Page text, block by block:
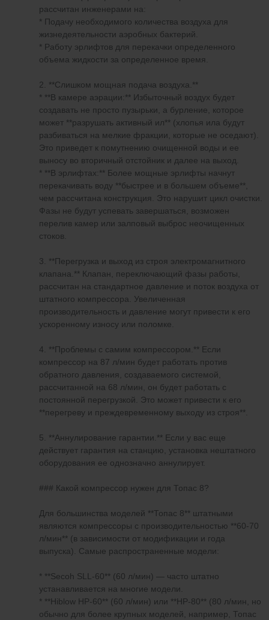
рассчитан инженерами на:
* Подачу необходимого количества воздуха для
жизнедеятельности аэробных бактерий.
* Работу эрлифтов для перекачки определенного
объема жидкости за определенное время.
2. **Слишком мощная подача воздуха.**
* **В камере аэрации:** Избыточный воздух будет
создавать не просто пузырьки, а бурление, которое
может **разрушать активный ил** (хлопья ила будут
разбиваться на мелкие фракции, которые не оседают).
Это приведет к помутнению очищенной воды и ее
выносу во вторичный отстойник и далее на выход.
* **В эрлифтах:** Более мощные эрлифты начнут
перекачивать воду **быстрее и в большем объеме**,
чем рассчитана конструкция. Это нарушит цикл очистки.
Фазы не будут успевать завершаться, возможен
перелив камер или залповый выброс неочищенных
стоков.
3. **Перегрузка и выход из строя электромагнитного
клапана.** Клапан, переключающий фазы работы,
рассчитан на стандартное давление и поток воздуха от
штатного компрессора. Увеличенная
производительность и давление могут привести к его
ускоренному износу или поломке.
4. **Проблемы с самим компрессором.** Если
компрессор на 87 л/мин будет работать против
обратного давления, создаваемого системой,
рассчитанной на 68 л/мин, он будет работать с
постоянной перегрузкой. Это может привести к его
**перегреву и преждевременному выходу из строя**.
5. **Аннулирование гарантии.** Если у вас еще
действует гарантия на станцию, установка нештатного
оборудования ее однозначно аннулирует.
### Какой компрессор нужен для Топас 8?
Для большинства моделей **Топас 8** штатными
являются компрессоры с производительностью **60-70
л/мин** (в зависимости от модификации и года
выпуска). Самые распространенные модели:
* **Secoh SLL-60** (60 л/мин) — часто штатно
устанавливается на многие модели.
* **Hiblow HP-60** (60 л/мин) или **HP-80** (80 л/мин, но
обычно для более крупных моделей, например, Топас